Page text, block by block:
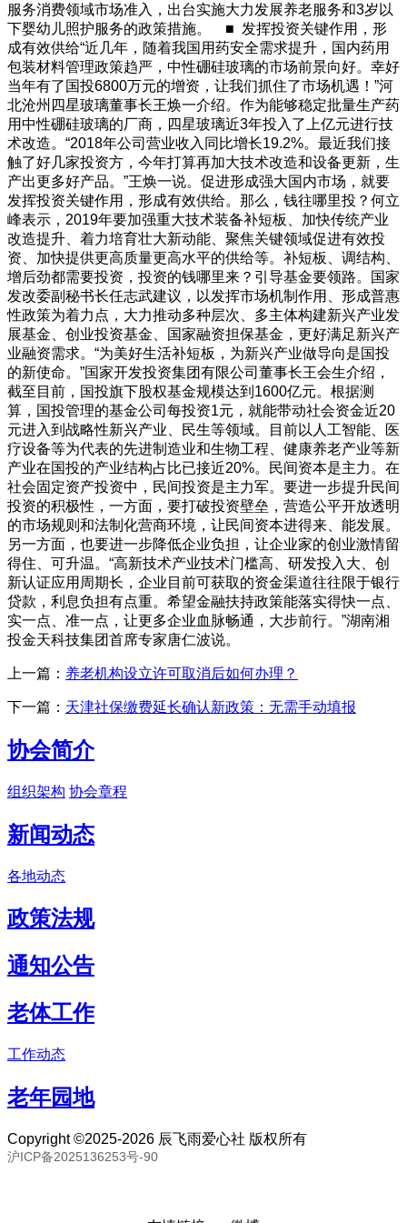
服务消费领域市场准入，出台实施大力发展养老服务和3岁以
下婴幼儿照护服务的政策措施。 ■ 发挥投资关键作用，形
成有效供给“近几年，随着我国用药安全需求提升，国内药用
包装材料管理政策趋严，中性硼硅玻璃的市场前景向好。幸好
当年有了国投6800万元的增资，让我们抓住了市场机遇！”河
北沧州四星玻璃董事长王焕一介绍。作为能够稳定批量生产药
用中性硼硅玻璃的厂商，四星玻璃近3年投入了上亿元进行技
术改造。“2018年公司营业收入同比增长19.2%。最近我们接
触了好几家投资方，今年打算再加大技术改造和设备更新，生
产出更多好产品。”王焕一说。促进形成强大国内市场，就要
发挥投资关键作用，形成有效供给。那么，钱往哪里投？何立
峰表示，2019年要加强重大技术装备补短板、加快传统产业
改造提升、着力培育壮大新动能、聚焦关键领域促进有效投
资、加快提供更高质量更高水平的供给等。补短板、调结构、
增后劲都需要投资，投资的钱哪里来？引导基金要领路。国家
发改委副秘书长任志武建议，以发挥市场机制作用、形成普惠
性政策为着力点，大力推动多种层次、多主体构建新兴产业发
展基金、创业投资基金、国家融资担保基金，更好满足新兴产
业融资需求。“为美好生活补短板，为新兴产业做导向是国投
的新使命。”国家开发投资集团有限公司董事长王会生介绍，
截至目前，国投旗下股权基金规模达到1600亿元。根据测
算，国投管理的基金公司每投资1元，就能带动社会资金近20
元进入到战略性新兴产业、民生等领域。目前以人工智能、医
疗设备等为代表的先进制造业和生物工程、健康养老产业等新
产业在国投的产业结构占比已接近20%。民间资本是主力。在
社会固定资产投资中，民间投资是主力军。要进一步提升民间
投资的积极性，一方面，要打破投资壁垒，营造公平开放透明
的市场规则和法制化营商环境，让民间资本进得来、能发展。
另一方面，也要进一步降低企业负担，让企业家的创业激情留
得住、可升温。“高新技术产业技术门槛高、研发投入大、创
新认证应用周期长，企业目前可获取的资金渠道往往限于银行
贷款，利息负担有点重。希望金融扶持政策能落实得快一点、
实一点、准一点，让更多企业血脉畅通，大步前行。”湖南湘
投金天科技集团首席专家唐仁波说。
上一篇： 养老机构设立许可取消后如何办理？
下一篇： 天津社保缴费延长确认新政策：无需手动填报
协会简介
组织架构 协会章程
新闻动态
各地动态
政策法规
通知公告
老体工作
工作动态
老年园地
Copyright ©2025-2026 辰飞雨爱心社 版权所有
沪ICP备2025136253号-90